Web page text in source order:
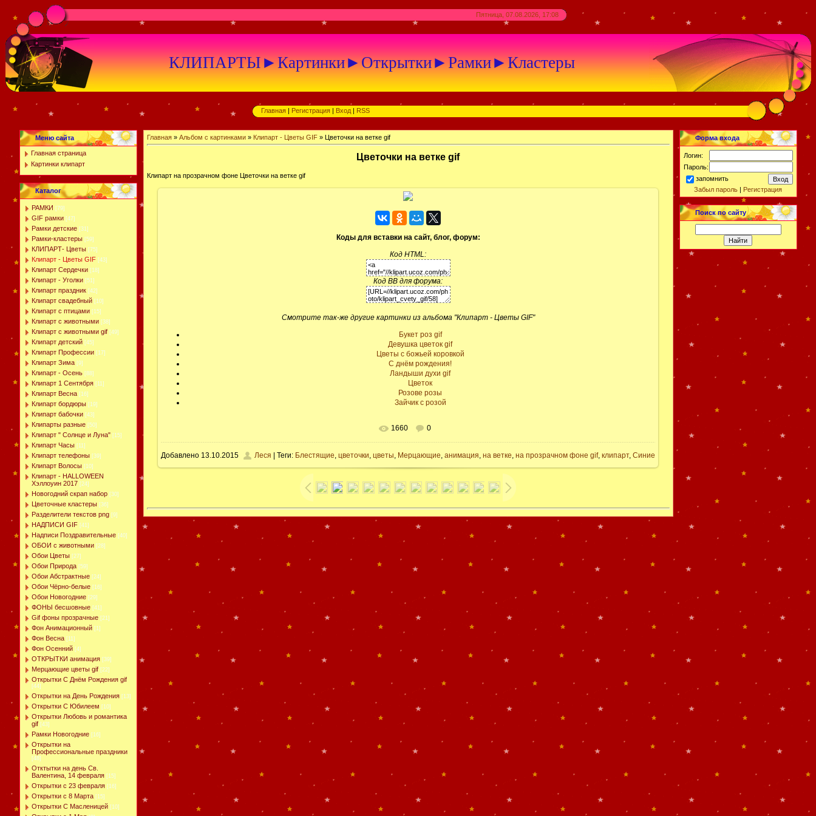
Пятница, 07.08.2026, 17:08
КЛИПАРТЫ►Картинки►Открытки►Рамки►Кластеры
Главная | Регистрация | Вход | RSS
Меню сайта
Главная страница
Картинки клипарт
Каталог
РАМКИ [79]
GIF рамки [47]
Рамки детские [31]
Рамки-кластеры [59]
КЛИПАРТ- Цветы [75]
Клипарт - Цветы GIF [43]
Клипарт Сердечки [18]
Клипарт - Уголки [51]
Клипарт праздник [42]
Клипарт свадебный [10]
Клипарт с птицами [15]
Клипарт с животными [38]
Клипарт с животными gif [49]
Клипарт детский [45]
Клипарт Профессии [17]
Клипарт Зима [9]
Клипарт - Осень [88]
Клипарт 1 Сентября [11]
Клипарт Весна [16]
Клипарт бордюры [19]
Клипарт бабочки [43]
Клипарты разные [50]
Клипарт " Солнце и Луна" [15]
Клипарт Часы [11]
Клипарт телефоны [39]
Клипарт Волосы [10]
Клипарт - HALLOWEEN
Хэллоуин 2017 [24]
Новогодний скрап набор [30]
Цветочные кластеры [36]
Разделители текстов png [9]
НАДПИСИ GIF [41]
Надписи Поздравительные [40]
ОБОИ с животными [28]
Обои Цветы [27]
Обои Природа [59]
Обои Абстрактные [24]
Обои Чёрно-белые [16]
Обои Новогодние [29]
ФОНЫ бесшовные [41]
Gif фоны прозрачные [21]
Фон Анимационный [1]
Фон Весна [11]
Фон Осенний [4]
ОТКРЫТКИ анимация [39]
Мерцающие цветы gif [22]
Открытки С Днём Рождения gif
[44]
Открытки на День Рождения [13]
Открытки С Юбилеем [10]
Открытки Любовь и романтика
gif [43]
Рамки Новогодние [16]
Открытки на
Профессиональные праздники
[48]
Отктытки на день Св.
Валентина, 14 февраля [15]
Открытки с 23 февраля [16]
Открытки с 8 Марта [15]
Открытки С Масленицей [10]
Главная» Альбом с картинками» Клипарт - Цветы GIF» Цветочки на ветке gif
Цветочки на ветке gif
Клипарт на прозрачном фоне Цветочки на ветке gif
Коды для вставки на сайт, блог, форум:
Код HTML:
Код BB для форума:
Смотрите так-же другие картинки из альбома "Клипарт - Цветы GIF"
Букет роз gif
Девушка цветок gif
Цветы с божьей коровкой
C днём рождения!
Ландыши духи gif
Цветок
Розове розы
Зайчик с розой
1660 0
Добавлено 13.10.2015 Леся | Теги: Блестящие, цветочки, цветы, Мерцающие, анимация, на ветке, на прозрачном фоне gif, клипарт, Синие
Форма входа
Логин:
Пароль:
запомнить
Забыл пароль | Регистрация
Поиск по сайту